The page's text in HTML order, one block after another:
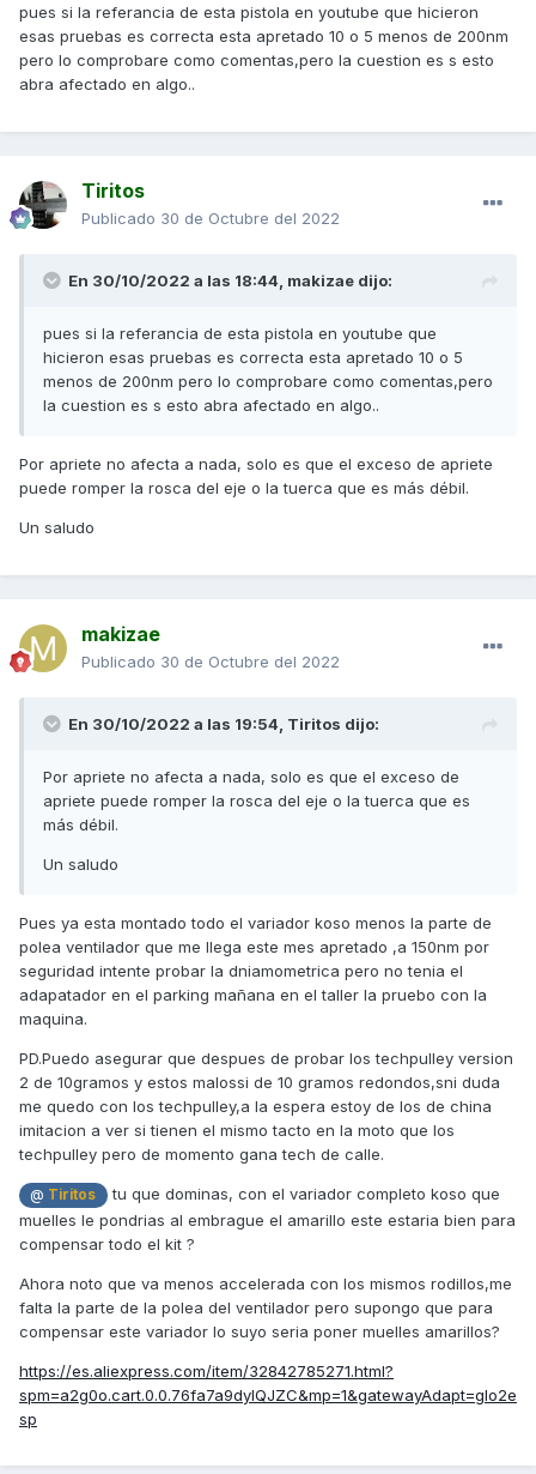
correspondiente, se marca la posición de la tuerca y se
compara el apriete regulando la de impacto ( si se puede, y
si no, se toma alguna referencia).
pues si la referancia de esta pistola en youtube que hicieron
esas pruebas es correcta esta apretado 10 o 5 menos de 200nm
pero lo comprobare como comentas,pero la cuestion es s esto
abra afectado en algo..
Tiritos
Publicado 30 de Octubre del 2022
En 30/10/2022 a las 18:44, makizae dijo:
pues si la referancia de esta pistola en youtube que
hicieron esas pruebas es correcta esta apretado 10 o 5
menos de 200nm pero lo comprobare como comentas,pero
la cuestion es s esto abra afectado en algo..
Por apriete no afecta a nada, solo es que el exceso de apriete
puede romper la rosca del eje o la tuerca que es más débil.
Un saludo
makizae
Publicado 30 de Octubre del 2022
En 30/10/2022 a las 19:54, Tiritos dijo:
Por apriete no afecta a nada, solo es que el exceso de
apriete puede romper la rosca del eje o la tuerca que es
más débil.
Un saludo
Pues ya esta montado todo el variador koso menos la parte de
polea ventilador que me llega este mes apretado ,a 150nm por
seguridad intente probar la dniamometrica pero no tenia el
adapatador en el parking mañana en el taller la pruebo con la
maquina.
PD.Puedo asegurar que despues de probar los techpulley version
2 de 10gramos y estos malossi de 10 gramos redondos,sni duda
me quedo con los techpulley,a la espera estoy de los de china
imitacion a ver si tienen el mismo tacto en la moto que los
techpulley pero de momento gana tech de calle.
@ Tiritos
tu que dominas, con el variador completo koso que
muelles le pondrias al embrague el amarillo este estaria bien para
compensar todo el kit ?
Ahora noto que va menos accelerada con los mismos rodillos,me
falta la parte de la polea del ventilador pero supongo que para
compensar este variador lo suyo seria poner muelles amarillos?
https://es.aliexpress.com/item/32842785271.html?
spm=a2g0o.cart.0.0.76fa7a9dylQJZC&mp=1&gatewayAdapt=glo2e
sp